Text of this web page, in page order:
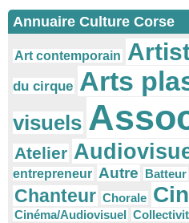
Annuaire Culture Corse
Art contemporain
du cirque Arts
visuels
Atelier
entrepreneur Autre Batteur
Chanteur Chorale
Cinéma/Audiovisuel